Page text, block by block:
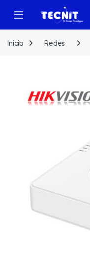
Inicio Redes